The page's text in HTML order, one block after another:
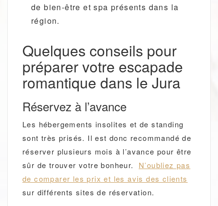
de bien-être et spa présents dans la
région.
Quelques conseils pour
préparer votre escapade
romantique dans le Jura
Réservez à l’avance
Les hébergements insolites et de standing
sont très prisés. Il est donc recommandé de
réserver plusieurs mois à l’avance pour être
sûr de trouver votre bonheur.
N’oubliez pas
de comparer les prix et les avis des clients
sur différents sites de réservation.